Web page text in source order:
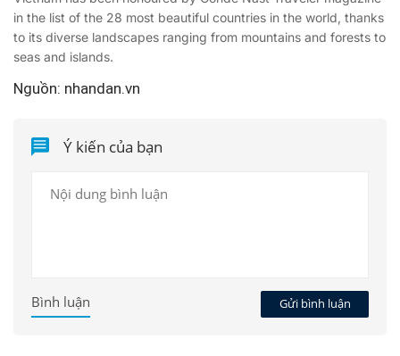
in the list of the 28 most beautiful countries in the world, thanks
to its diverse landscapes ranging from mountains and forests to
seas and islands.
Nguồn: nhandan.vn
Ý kiến của bạn
Gửi bình luận
Bình luận